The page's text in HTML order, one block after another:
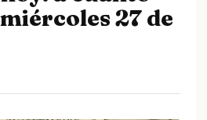
27 de